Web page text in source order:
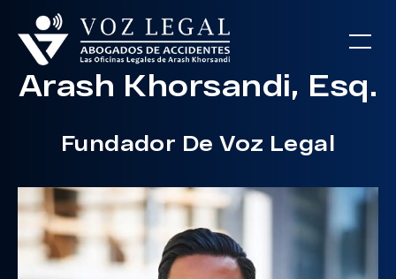
Arash Khorsandi, Esq.
Fundador De Voz Legal